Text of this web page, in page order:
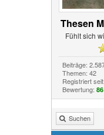
Thesen
Fühlt sich
Beiträge:
Themen: 42
Registriert
Bewertung: 86
Suchen